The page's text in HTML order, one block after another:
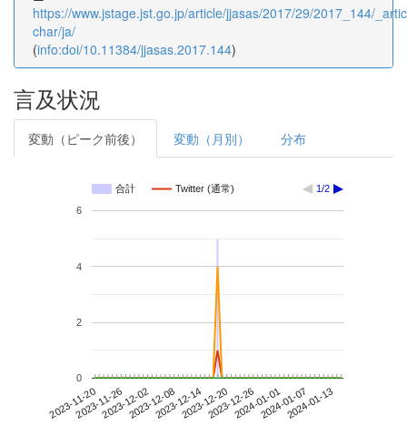
https://www.jstage.jst.go.jp/article/jjasas/2017/29/2017_144/
char/ja/
(info:doi/10.11384/jjasas.2017.144)
言及状況
変動（ピーク前後） 変動（月別） 分布
合計 Twitter (通常) 1/2
2023-11-202023-11-262023-12-022023-12-082023-12-142023-12-202023-12-262024-01-012024-01-072024-01-13
0
2
4
6